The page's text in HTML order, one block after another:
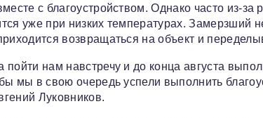
с благоустройством. Однако часто из-
уже при низких температурах. Замерзший
возвращаться на объект и
нам навстречу и до конца августа
мы в свою очередь успели выполнить
Луковников.